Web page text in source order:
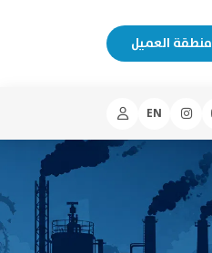
منطقة العميل
EN